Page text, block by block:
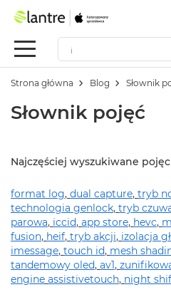
Apple
Festiwal
M
c
k
e
o
W
e
d
ł
u
Strona główna Blog Słownik
Słownik pojęć
Najczęściej wyszukiwane
format log, dual capture, tryb
technologia genlock, tryb
parowa, iccid, app store, hevc,
fusion, heif, tryb akcji, izolacja
imessage, touch id, mesh
tandemowy oled, av1,
engine assistivetouch, night